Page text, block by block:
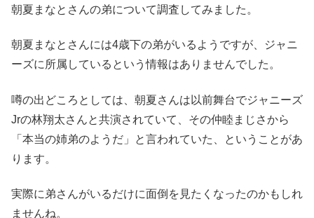
朝夏まなとさんの弟について調査してみました。
朝夏まなとさんには4歳下の弟がいるようですが、ジャニ
ーズに所属しているという情報はありませんでした。
噂の出どころとしては、朝夏さんは以前舞台でジャニーズ
Jrの林翔太さんと共演されていて、その仲睦まじさから
「本当の姉弟のようだ」と言われていた、ということがあ
ります。
実際に弟さんがいるだけに面倒を見たくなったのかもしれ
ませんね。